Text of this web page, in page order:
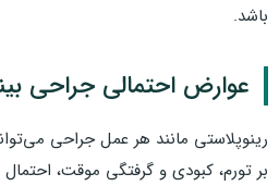
باشد.
عوارض احتمالی جراحی
رینوپلاستی مانند هر عمل جراحی
بر تورم، کبودی و گرفتگی موقت، احتمال